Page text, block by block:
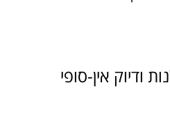
ודיוק אין-סופי